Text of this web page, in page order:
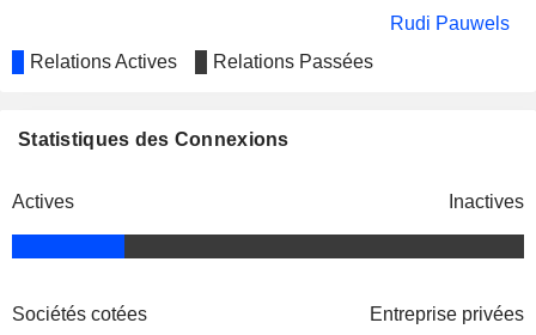
Rudi Pauwels
Erwin Sablon
Joris Schuurmans
Roald Borré
Relations Actives Relations Passées
Statistiques des Connexions
Actives Inactives
Sociétés cotées Entreprise privées